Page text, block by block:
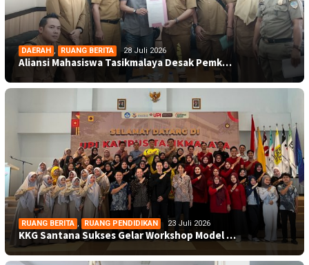
DAERAH , RUANG BERITA 28 Juli 2026
Aliansi Mahasiswa Tasikmalaya Desak Pemk…
RUANG BERITA , RUANG PENDIDIKAN 23 Juli 2026
KKG Santana Sukses Gelar Workshop Model …